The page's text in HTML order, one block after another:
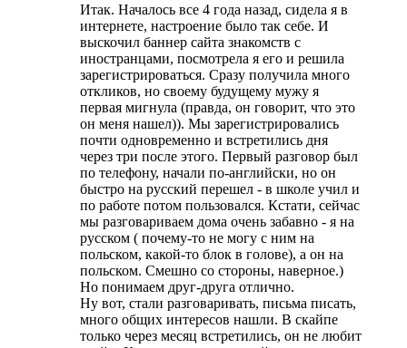
Итак. Началось все 4 года назад, сидела я в
интернете, настроение было так себе. И
выскочил баннер сайта знакомств с
иностранцами, посмотрела я его и решила
зарегистрироваться. Сразу получила много
откликов, но своему будущему мужу я
первая мигнула (правда, он говорит, что это
он меня нашел)). Мы зарегистрировались
почти одновременно и встретились дня
через три после этого. Первый разговор был
по телефону, начали по-английски, но он
быстро на русский перешел - в школе учил и
по работе потом пользовался. Кстати, сейчас
мы разговариваем дома очень забавно - я на
русском ( почему-то не могу с ним на
польском, какой-то блок в голове), а он на
польском. Смешно со стороны, наверное.)
Но понимаем друг-друга отлично.
Ну вот, стали разговаривать, письма писать,
много общих интересов нашли. В скайпе
только через месяц встретились, он не любит